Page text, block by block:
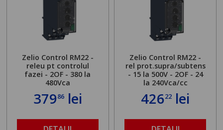
Zelio Control RM22 -
releu pt controlul
fazei - 2OF - 380 la
480Vca
37986lei
Zelio Control RM22 -
rel prot.supra/subtens
- 15 la 500V - 2OF - 24
la 240Vca/cc
42622 lei